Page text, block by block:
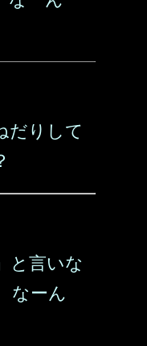
だりして
と言いな
なーん